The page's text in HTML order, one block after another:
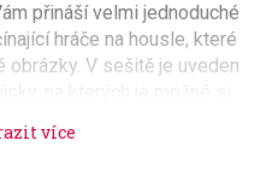
přináší velmi jednoduché
hráče na housle, které
V sešitě je uveden
hru s doprovodem.